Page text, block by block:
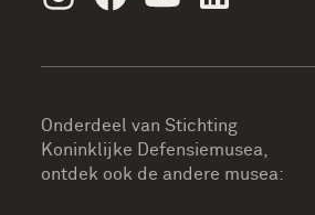
Onderdeel van Stichting
Koninklijke Defensiemusea,
ontdek ook de andere musea: